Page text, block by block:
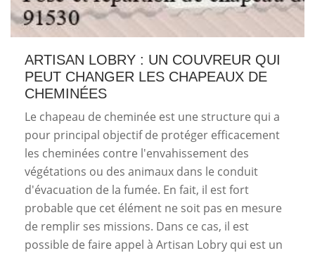
ARTISAN LOBRY : UN COUVREUR QUI
PEUT CHANGER LES CHAPEAUX DE
CHEMINÉES
Le chapeau de cheminée est une structure qui a
pour principal objectif de protéger efficacement
les cheminées contre l'envahissement des
végétations ou des animaux dans le conduit
d'évacuation de la fumée. En fait, il est fort
probable que cet élément ne soit pas en mesure
de remplir ses missions. Dans ce cas, il est
possible de faire appel à Artisan Lobry qui est un